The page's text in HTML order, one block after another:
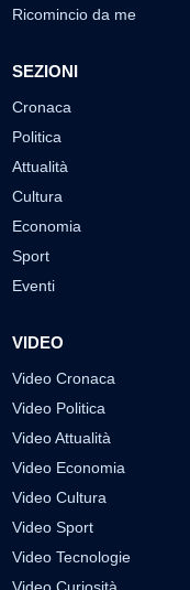
Ricomincio da me
SEZIONI
Cronaca
Politica
Attualità
Cultura
Economia
Sport
Eventi
VIDEO
Video Cronaca
Video Politica
Video Attualità
Video Economia
Video Cultura
Video Sport
Video Tecnologie